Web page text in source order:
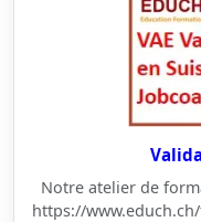
Notre atelier de
https://